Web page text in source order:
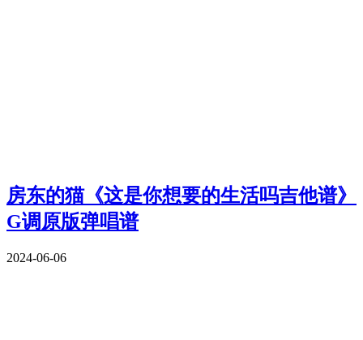
房东的猫《这是你想要的生活吗吉他谱》
G调原版弹唱谱
2024-06-06